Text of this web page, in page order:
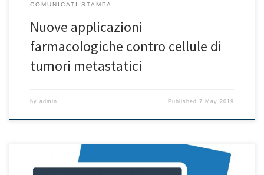
COMUNICATI STAMPA
Nuove applicazioni
farmacologiche contro cellule di
tumori metastatici
by admin Published7 May 2019